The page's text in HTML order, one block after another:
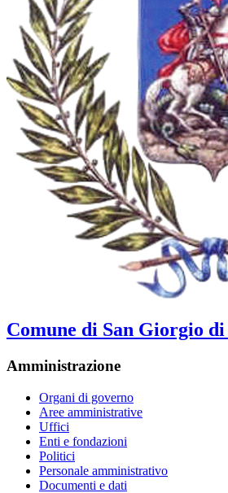
Comune di San Giorgio
Amministrazione
Organi di governo
Aree amministrative
Uffici
Enti e fondazioni
Politici
Personale amministrativo
Documenti e dati